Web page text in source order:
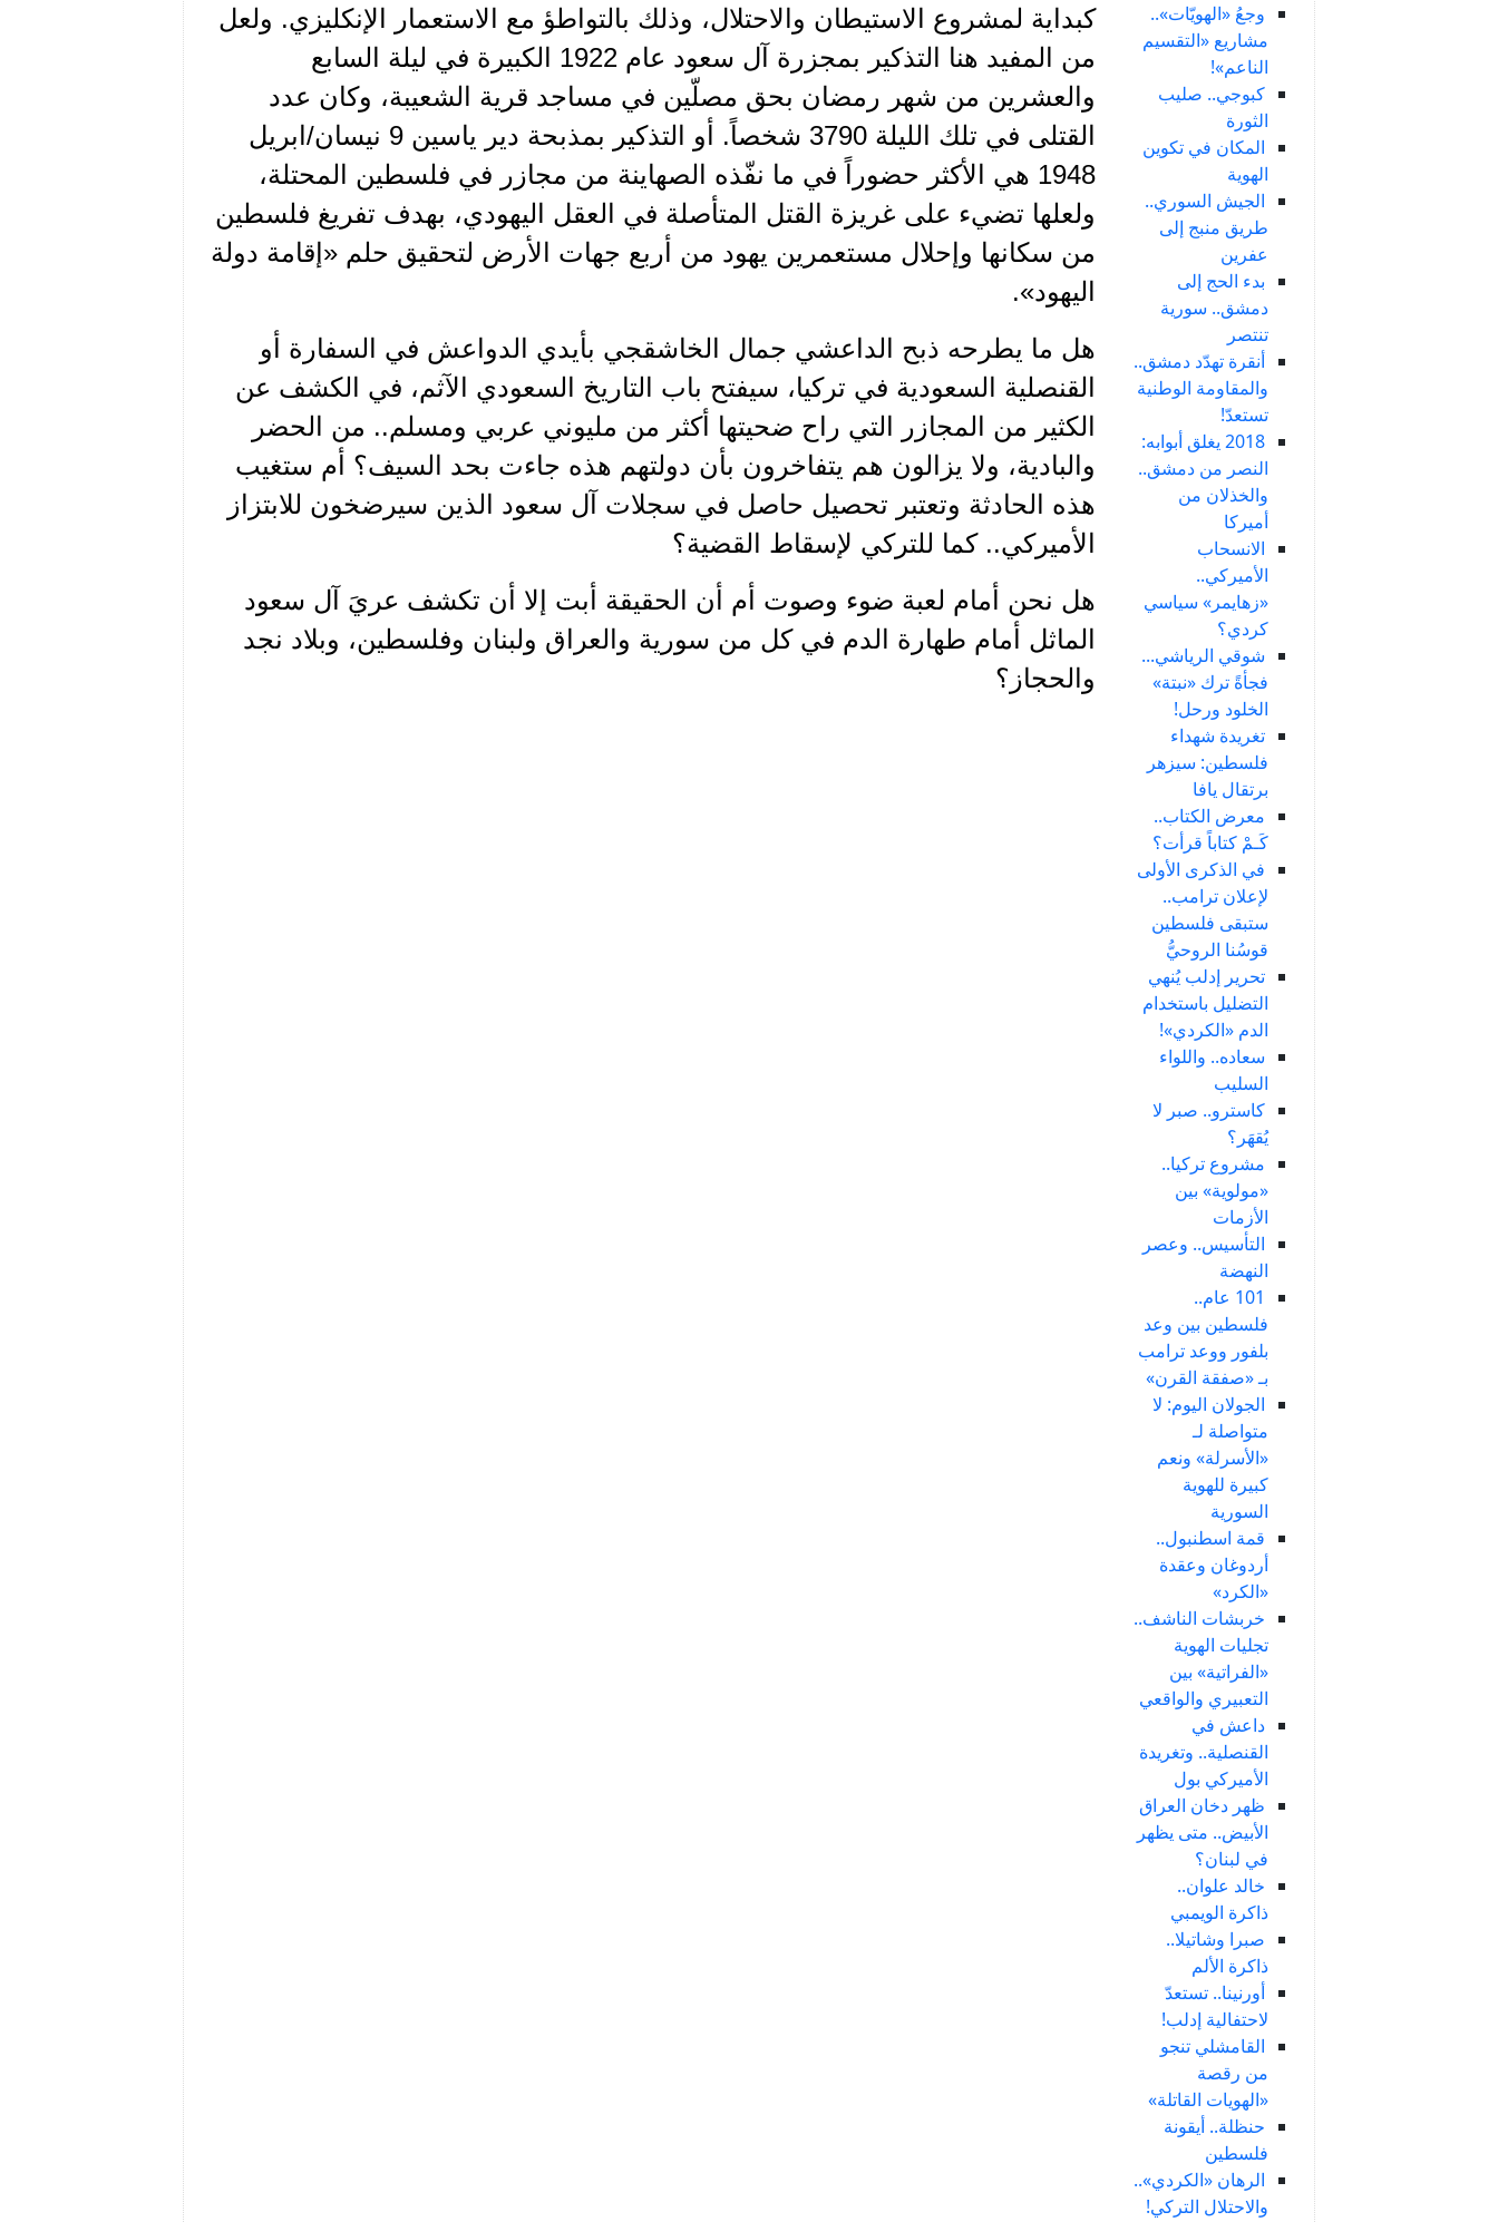
وجعُ «الهويّات»..
مشاريع «التقسيم
الناعم»!
كبوجي.. صليب
الثورة
المكان في تكوين
الهوية
الجيش السوري..
طريق منبج إلى
عفرين
بدء الحج إلى
دمشق.. سورية
تنتصر
أنقرة تهدّد دمشق..
والمقاومة الوطنية
تستعدّ!
2018 يغلق أبوابه:
النصر من دمشق..
والخذلان من
أميركا
الانسحاب
الأميركي..
«زهايمر» سياسي
كردي؟
شوقي الرياشي...
فجأةً ترك «نبتة»
الخلود ورحل!
تغريدة شهداء
فلسطين: سيزهر
برتقال يافا
معرض الكتاب..
كَـمْ كتاباً قرأت؟
في الذكرى الأولى
لإعلان ترامب..
ستبقى فلسطين
قوسُنا الروحيُّ
تحرير إدلب يُنهي
التضليل باستخدام
الدم «الكردي»!
سعاده.. واللواء
السليب
كاسترو.. صبر لا
يُقهَر؟
مشروع تركيا..
«مولوية» بين
الأزمات
التأسيس.. وعصر
النهضة
101 عام..
فلسطين بين وعد
بلفور ووعد ترامب
بـ «صفقة القرن»
الجولان اليوم: لا
متواصلة لـ
«الأسرلة» ونعم
كبيرة للهوية
السورية
قمة اسطنبول..
أردوغان وعقدة
«الكرد»
خربشات الناشف..
تجليات الهوية
«الفراتية» بين
التعبيري والواقعي
داعش في
القنصلية.. وتغريدة
الأميركي بول
ظهر دخان العراق
الأبيض.. متى يظهر
في لبنان؟
خالد علوان..
ذاكرة الويمبي
صبرا وشاتيلا..
ذاكرة الألم
أورنينا.. تستعدّ
لاحتفالية إدلب!
القامشلي تنجو
من رقصة
«الهويات القاتلة»
حنظلة.. أيقونة
فلسطين
الرهان «الكردي»..
والاحتلال التركي!
كبداية لمشروع الاستيطان والاحتلال، وذلك بالتواطؤ مع الاستعمار الإنكليزي. ولعل
من المفيد هنا التذكير بمجزرة آل سعود عام 1922 الكبيرة في ليلة السابع
والعشرين من شهر رمضان بحق مصلّين في مساجد قرية الشعيبة، وكان عدد
القتلى في تلك الليلة 3790 شخصاً. أو التذكير بمذبحة دير ياسين 9 نيسان/ابريل
1948 هي الأكثر حضوراً في ما نفّذه الصهاينة من مجازر في فلسطين المحتلة،
ولعلها تضيء على غريزة القتل المتأصلة في العقل اليهودي، بهدف تفريغ فلسطين
من سكانها وإحلال مستعمرين يهود من أربع جهات الأرض لتحقيق حلم «إقامة دولة
اليهود».
هل ما يطرحه ذبح الداعشي جمال الخاشقجي بأيدي الدواعش في السفارة أو
القنصلية السعودية في تركيا، سيفتح باب التاريخ السعودي الآثم، في الكشف عن
الكثير من المجازر التي راح ضحيتها أكثر من مليوني عربي ومسلم.. من الحضر
والبادية، ولا يزالون هم يتفاخرون بأن دولتهم هذه جاءت بحد السيف؟ أم ستغيب
هذه الحادثة وتعتبر تحصيل حاصل في سجلات آل سعود الذين سيرضخون للابتزاز
الأميركي.. كما للتركي لإسقاط القضية؟
هل نحن أمام لعبة ضوء وصوت أم أن الحقيقة أبت إلا أن تكشف عريَ آل سعود
الماثل أمام طهارة الدم في كل من سورية والعراق ولبنان وفلسطين، وبلاد نجد
والحجاز؟